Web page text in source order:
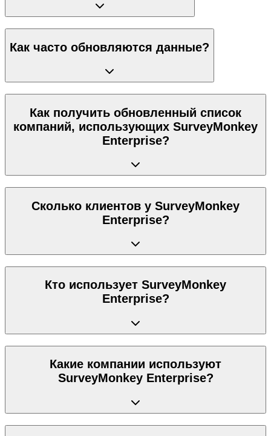
Как часто обновляются данные?
Как получить обновленный список
компаний, использующих SurveyMonkey
Enterprise?
Сколько клиентов у SurveyMonkey
Enterprise?
Кто использует SurveyMonkey
Enterprise?
Какие компании используют
SurveyMonkey Enterprise?